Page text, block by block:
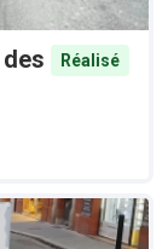
Réalisé